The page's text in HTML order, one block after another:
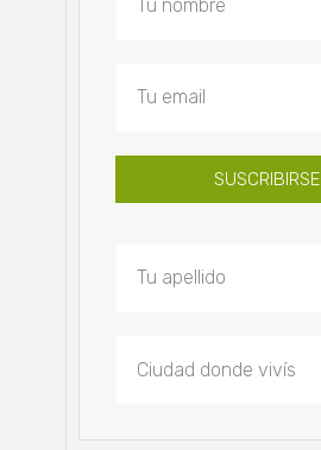
SUSCRIBIRSE